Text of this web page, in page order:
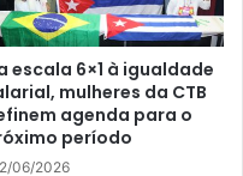
escala 6×1 à igualdade
mulheres da CTB
agenda para o
período
2/06/2026